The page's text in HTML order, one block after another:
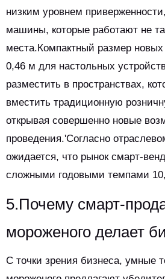
низким уровнем
машины, которые работают не
места.Компактный размер
0,46 м для настольных
разместить в пространствах,
вместить традиционную
открывая совершенно новые
проведения.'Согласно
ожидается, что рынок смарт-
сложными годовыми темпами
5.Почему смарт-
мороженого делает
С точки зрения бизнеса, умные